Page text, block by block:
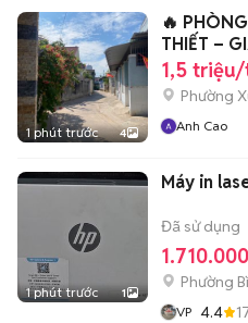
1 phút trước 4
🔥
THIẾT –
NGAY 🔥
1,5
Phường
Anh Cao
1 phút trước 1
Máy in
Đã sử dụng
Phường
VP 4.4